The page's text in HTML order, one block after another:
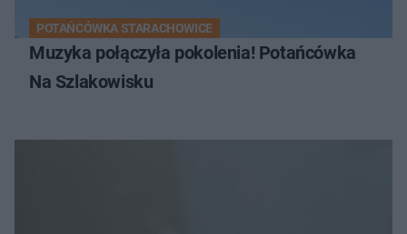
POTAŃCÓWKA STARACHOWICE
Muzyka połączyła pokolenia! Potańcówka
Na Szlakowisku